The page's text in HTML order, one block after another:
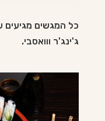
כל המגשים מגיעים
ג'ינג'ר ווואסבי.